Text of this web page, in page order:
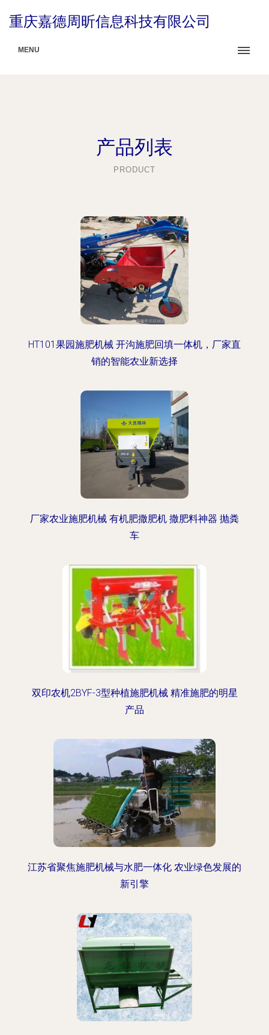
重庆嘉德周昕信息科技有限公司
MENU
产品列表
PRODUCT
HT101果园施肥机械 开沟施肥回填一体机，厂家直
销的智能农业新选择
厂家农业施肥机械 有机肥撒肥机 撒肥料神器 抛粪
车
双印农机2BYF-3型种植施肥机械 精准施肥的明星
产品
江苏省聚焦施肥机械与水肥一体化 农业绿色发展的
新引擎